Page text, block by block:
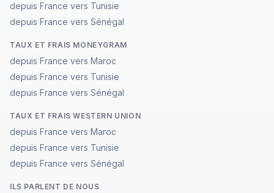
depuis France vers Tunisie
depuis France vers Sénégal
TAUX ET FRAIS MONEYGRAM
depuis France vers Maroc
depuis France vers Tunisie
depuis France vers Sénégal
TAUX ET FRAIS WESTERN UNION
depuis France vers Maroc
depuis France vers Tunisie
depuis France vers Sénégal
ILS PARLENT DE NOUS